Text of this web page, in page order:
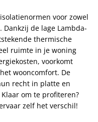
voor zowel
de lage Lambda-
thermische
ruimte in je woning
voorkomt
wooncomfort. De
recht in platte en
om te profiteren?
zelf het verschil!